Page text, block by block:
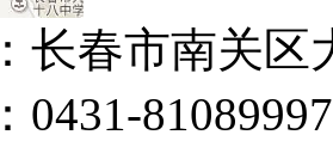
长春市南关区
0431-81089997